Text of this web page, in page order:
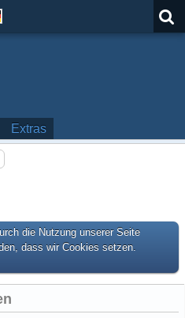
Extras
die Nutzung unserer Seite
dass wir Cookies setzen.